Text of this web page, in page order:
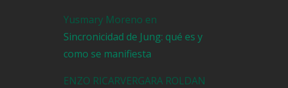
Yusmary Moreno en
Sincronicidad de Jung: qué es y
como se manifiesta
ENZO RICARVERGARA ROLDAN